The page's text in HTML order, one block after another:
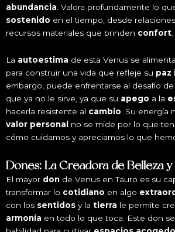
abundancia. Valora profundamente lo
sostenido en el tiempo, desde
recursos materiales que brinden confort.
La autoestima de esta Venus se
para construir una vida que refleje su paz
embargo, puede enfrentarse al desafío
que ya no le sirve, ya que su apego a la
hacerla resistente al cambio . Su energía
valor personal
no se mide por lo que
cómo cuidamos y apreciamos lo que
Dones: La Creadora de Belleza
El mayor don de Venus en Tauro es su
transformar lo cotidiano en algo
con los sentidos y la tierra le permite
armonía en todo lo que toca. Este don